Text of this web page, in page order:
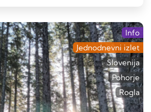
Info
Jednodnevni izlet
Slovenija
Pohorje
Rogla